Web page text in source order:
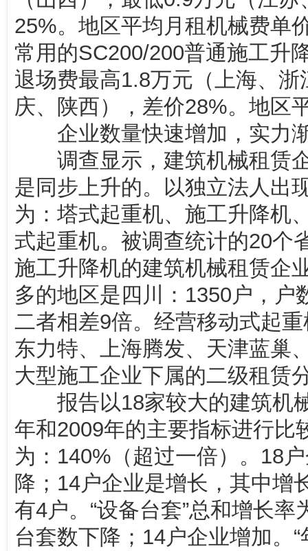
25%。地区平均月租机械费单
常用的SC200/200普通施工升
退场费最高1.8万元（上海、
庆、陕西），差价28%。地区
企业数量快速增加，实力
调查显示，建筑机械租赁企
是同步上升的。以独立法人出
为：塔式起重机、施工升降机
式起重机。被调查统计的20个
施工升降机的建筑机械租赁企
多的地区是四川：1350户，户
二者相差9倍。经营移动式起
东力特、上海腾发、天津蓝巢
大型施工企业下属的二级租赁
报告以18家较大的建筑机
年和2009年的主要指标进行比
为：140%（超过一倍）。18
降；14户企业是增长，其中增
有4户。“设备台套”总和增长
台套数下降；14户企业增加。